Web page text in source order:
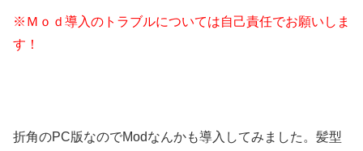
※Ｍｏｄ導入のトラブルについては自己責任でお願いしま
す！
折角のPC版なのでModなんかも導入してみました。髪型